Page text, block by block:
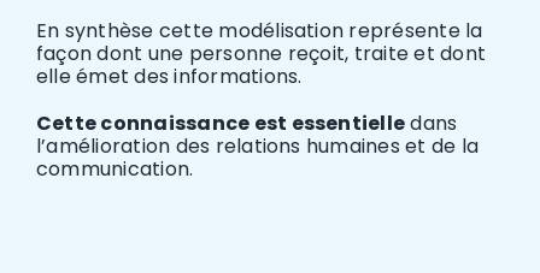
En synthèse cette modélisation représente la
façon dont une personne reçoit, traite et dont
elle émet des informations.
Cette connaissance est essentielledans
l’amélioration des relations humaines et de la
communication.